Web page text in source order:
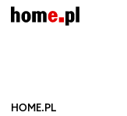
HOME.PL